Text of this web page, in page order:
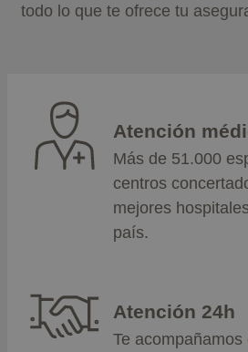
todo lo que te ofrece tu
Atención
Más de 51.000
centros
mejores
país.
Atención 24h
Te